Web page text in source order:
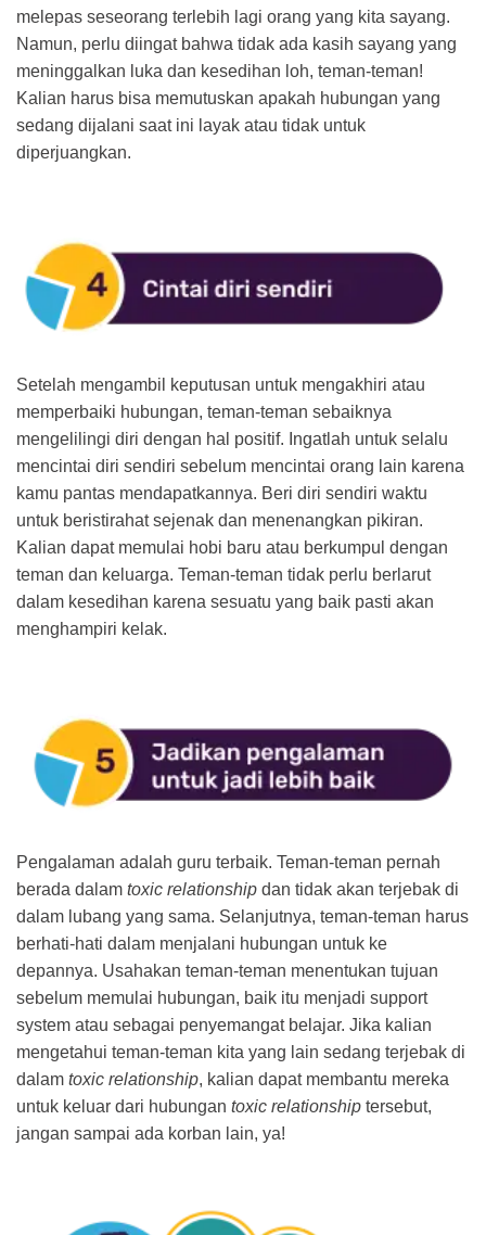
melepas seseorang terlebih lagi orang yang kita sayang.
Namun, perlu diingat bahwa tidak ada kasih sayang yang
meninggalkan luka dan kesedihan loh, teman-teman!
Kalian harus bisa memutuskan apakah hubungan yang
sedang dijalani saat ini layak atau tidak untuk
diperjuangkan.
Setelah mengambil keputusan untuk mengakhiri atau
memperbaiki hubungan, teman-teman sebaiknya
mengelilingi diri dengan hal positif. Ingatlah untuk selalu
mencintai diri sendiri sebelum mencintai orang lain karena
kamu pantas mendapatkannya. Beri diri sendiri waktu
untuk beristirahat sejenak dan menenangkan pikiran.
Kalian dapat memulai hobi baru atau berkumpul dengan
teman dan keluarga. Teman-teman tidak perlu berlarut
dalam kesedihan karena sesuatu yang baik pasti akan
menghampiri kelak.
Pengalaman adalah guru terbaik. Teman-teman pernah
berada dalam toxic relationship dan tidak akan terjebak di
dalam lubang yang sama. Selanjutnya, teman-teman harus
berhati-hati dalam menjalani hubungan untuk ke
depannya. Usahakan teman-teman menentukan tujuan
sebelum memulai hubungan, baik itu menjadi support
system atau sebagai penyemangat belajar. Jika kalian
mengetahui teman-teman kita yang lain sedang terjebak di
dalam toxic relationship, kalian dapat membantu mereka
untuk keluar dari hubungan toxic relationship tersebut,
jangan sampai ada korban lain, ya!